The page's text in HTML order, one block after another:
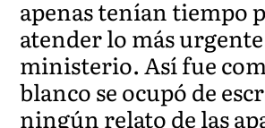
apenas tenían tiempo
atender lo más
ministerio. Así fue
blanco se ocupó de
ningún relato de las